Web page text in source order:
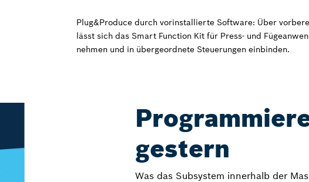
Plug&Produce durch vorinstallierte Software: Über
lässt sich das Smart Function Kit für Press- und
nehmen und in übergeordnete Steuerungen einbinden.
gestern
Was das Subsystem innerhalb der